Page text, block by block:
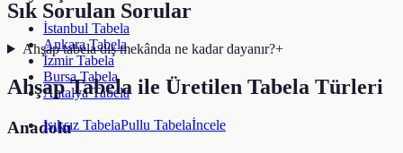
İstanbul Tabela
Ankara Tabela
İzmir Tabela
Bursa Tabela
Antalya Tabela
Anadolu
Sık Sorulan Sorular
Ahşap tabela dış mekânda ne kadar dayanır?+
Ahşap Tabela ile Üretilen Tabela Türleri
Işıksız TabelaPullu Tabelaİncele